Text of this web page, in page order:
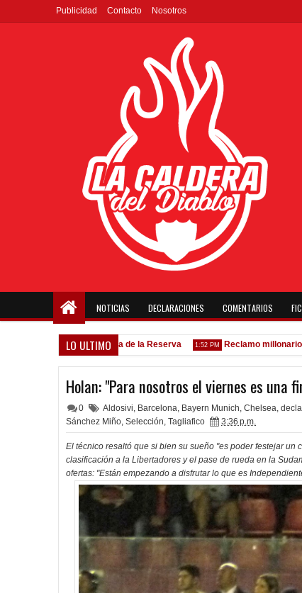
Publicidad Contacto Nosotros
NOTICIAS DECLARACIONES COMENTARIOS
LO ULTIMO
Goleada histórica de la Reserva 1:52 PM Reclamo millonario de
Holan: "Para nosotros el viernes es una
0 Aldosivi, Barcelona, Bayern Munich, Chelsea,
Sánchez Miño, Selección, Tagliafico 3:36 p.m.
El técnico resaltó que si bien su sueño "es poder festejar
clasificación a la Libertadores y el pase de rueda en la
ofertas: "Están empezando a disfrutar lo que es